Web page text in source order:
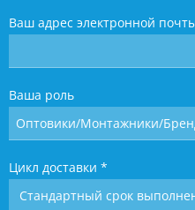
Ваш адрес электронной
Ваша роль
Цикл доставки *